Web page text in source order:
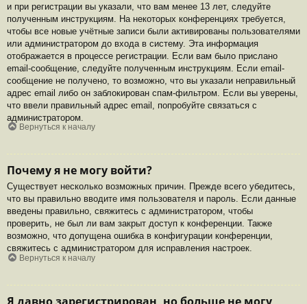
и при регистрации вы указали, что вам менее 13 лет, следуйте
полученным инструкциям. На некоторых конференциях требуется,
чтобы все новые учётные записи были активированы пользователями
или администратором до входа в систему. Эта информация
отображается в процессе регистрации. Если вам было прислано
email-сообщение, следуйте полученным инструкциям. Если email-
сообщение не получено, то возможно, что вы указали неправильный
адрес email либо он заблокирован спам-фильтром. Если вы уверены,
что ввели правильный адрес email, попробуйте связаться с
администратором.
Вернуться к началу
Почему я не могу войти?
Существует несколько возможных причин. Прежде всего убедитесь,
что вы правильно вводите имя пользователя и пароль. Если данные
введены правильно, свяжитесь с администратором, чтобы
проверить, не был ли вам закрыт доступ к конференции. Также
возможно, что допущена ошибка в конфигурации конференции,
свяжитесь с администратором для исправления настроек.
Вернуться к началу